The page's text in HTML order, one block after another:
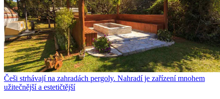
Češi strhávají na zahradách pergoly. Nahradí je zařízení mnohem
užitečnější a estetičtější